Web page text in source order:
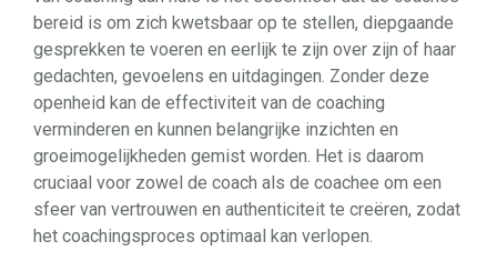
bereid is om zich kwetsbaar op te stellen, diepgaande
gesprekken te voeren en eerlijk te zijn over zijn of haar
gedachten, gevoelens en uitdagingen. Zonder deze
openheid kan de effectiviteit van de coaching
verminderen en kunnen belangrijke inzichten en
groeimogelijkheden gemist worden. Het is daarom
cruciaal voor zowel de coach als de coachee om een
sfeer van vertrouwen en authenticiteit te creëren, zodat
het coachingsproces optimaal kan verlopen.